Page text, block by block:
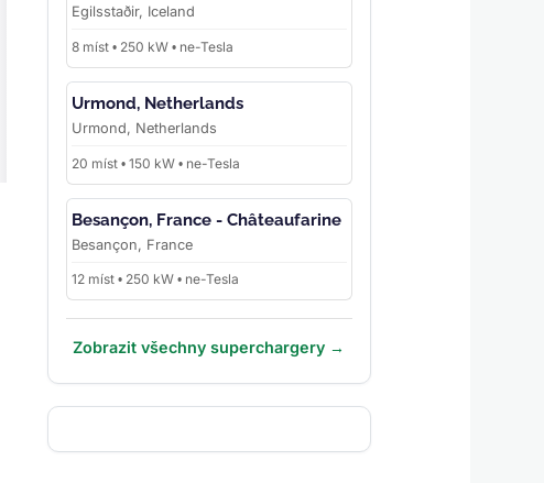
Egilsstaðir, Iceland
8 míst • 250 kW • ne-Tesla
Urmond, Netherlands
Urmond, Netherlands
20 míst • 150 kW • ne-Tesla
Besançon, France - Châteaufarine
Besançon, France
12 míst • 250 kW • ne-Tesla
Zobrazit všechny superchargery →